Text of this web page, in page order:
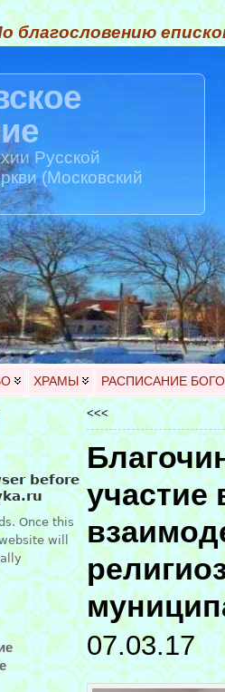
благословению
Русской
(Московский
ХРАМЫ РАСПИСАНИЕ
<<<
участие
07.03.17